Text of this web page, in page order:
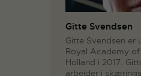
Gitte Svendsen
Gitte Svendsen er
Royal Academy
Holland i 2017.
arbejder i